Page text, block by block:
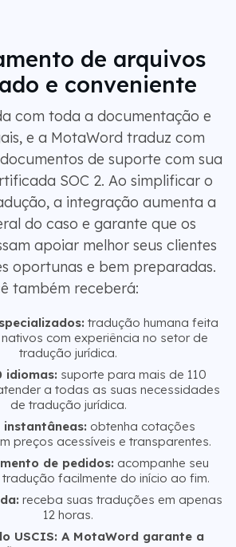
de arquivos
e conveniente
com toda a documentação e
e a MotaWord traduz com
de suporte com sua
SOC 2. Ao simplificar o
a integração aumenta a
do caso e garante que os
apoiar melhor seus clientes
oportunas e bem preparadas.
também receberá:
tradução humana feita
com experiência no setor de
tradução jurídica.
idiomas: suporte para mais de 110
a todas as suas necessidades
de tradução jurídica.
instantâneas: obtenha cotações
preços acessíveis e transparentes.
de pedidos: acompanhe seu
facilmente do início ao fim.
receba suas traduções em apenas
12 horas.
USCIS: A MotaWord garante a